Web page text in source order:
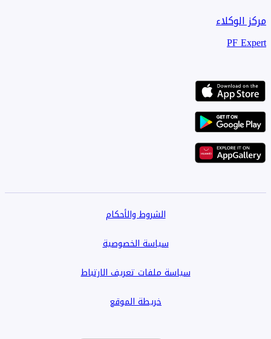
مركز الوكلاء
PF Expert
الشروط والأحكام
سياسة الخصوصية
سياسة ملفات تعريف الارتباط
خريطة الموقع